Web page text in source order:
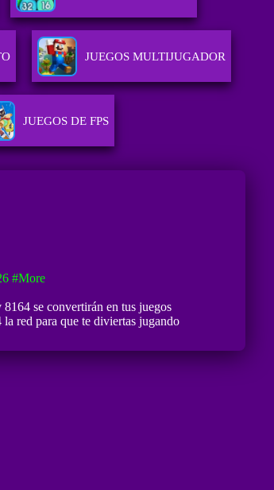
JUEGOS MULTIJUGADOR
JUEGOS DE FPS
#more
se convertirán en tus juegos
red para que te diviertas jugando